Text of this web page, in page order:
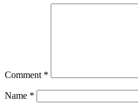
Comment *
Name *